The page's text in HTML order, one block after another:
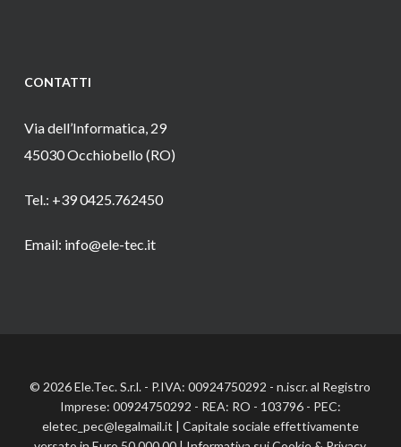
CONTATTI
Via dell’Informatica, 29
45030 Occhiobello (RO)
Tel.: +39 0425.762450
Email: info@ele-tec.it
© 2026 Ele.Tec. S.r.l. - P.IVA: 00924750292 - n.iscr. al Registro
Imprese: 00924750292 - REA: RO - 103796 - PEC:
eletec_pec@legalmail.it | Capitale sociale effettivamente